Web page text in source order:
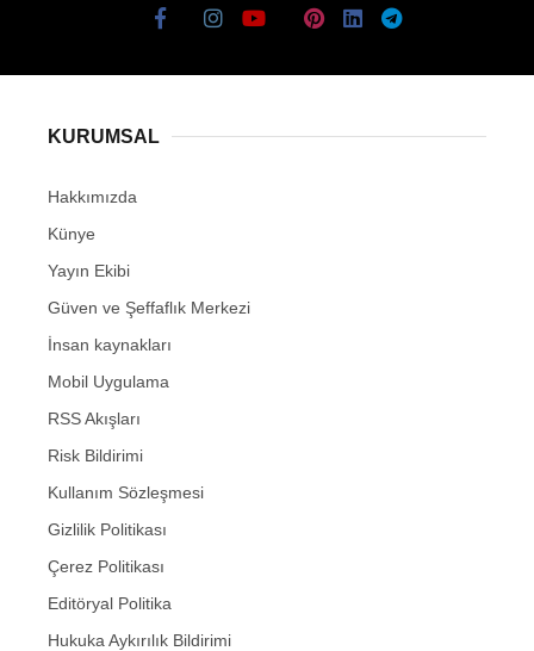
KURUMSAL
Hakkımızda
Künye
Yayın Ekibi
Güven ve Şeffaflık Merkezi
İnsan kaynakları
Mobil Uygulama
RSS Akışları
Risk Bildirimi
Kullanım Sözleşmesi
Gizlilik Politikası
Çerez Politikası
Editöryal Politika
Hukuka Aykırılık Bildirimi